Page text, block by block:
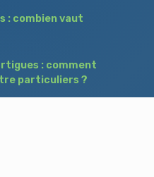
: combien vaut
: comment
particuliers ?